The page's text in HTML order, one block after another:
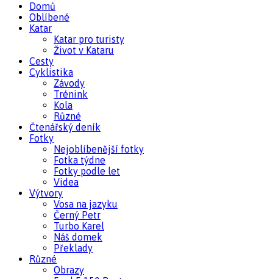
Domů
Oblíbené
Katar
Katar pro turisty
Život v Kataru
Cesty
Cyklistika
Závody
Trénink
Kola
Různé
Čtenářský deník
Fotky
Nejoblíbenější fotky
Fotka týdne
Fotky podle let
Videa
Výtvory
Vosa na jazyku
Černý Petr
Turbo Karel
Náš domek
Překlady
Různé
Obrazy